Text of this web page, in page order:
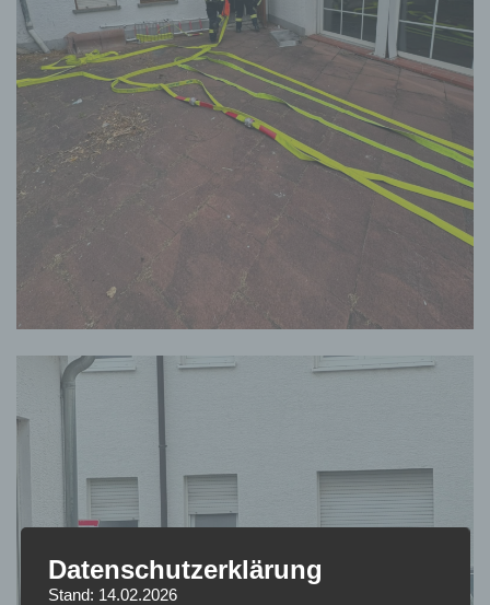
Datenschutzerklärung
Stand: 14.02.2026